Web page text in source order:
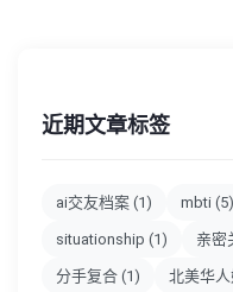
近期文章标签
ai交友档案 (1) mbti (5)
situationship (1) 亲密
分手复合 (1) 北美华人